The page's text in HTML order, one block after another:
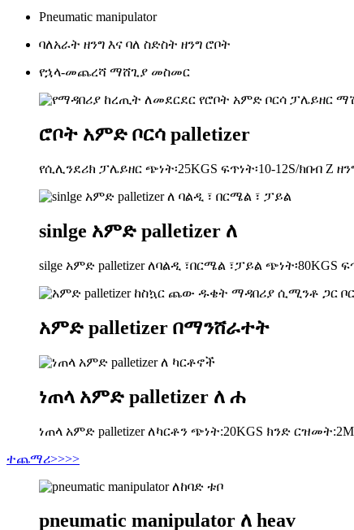
Pneumatic manipulator
ባለአራት ዘንግ እና ባለ ስድስት ዘንግ ሮቦት
የኋላ-መጨረሻ ማሸጊያ መስመር
ሮቦት አምድ ቦርሳ palletizer
የሲሊንደሪክ ፓሌይዘር ጭነት፡25KGS ፍጥነት፡10-12S/ክበብ Z
sinlge አምድ palletizer ለ
silge አምድ palletizer ለባልዲ ፣በርሜል ፣ፓይል ጭነት፡80KGS
አምድ palletizer በማንሸራተት
ነጠላ አምድ palletizer ለ ሐ
ነጠላ አምድ palletizer ለካርቶን ጭነት:20KGS ክንድ ርዝመት:2M
ተጨማሪ>>>>
pneumatic manipulator ለ heav